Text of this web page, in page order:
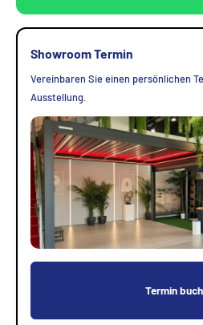
Showroom Termin
Vereinbaren Sie einen persönlichen
Ausstellung.
Termin